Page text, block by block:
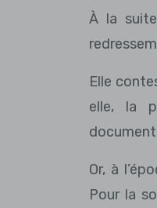
À la
Elle
elle, la
Or, à
Pour la